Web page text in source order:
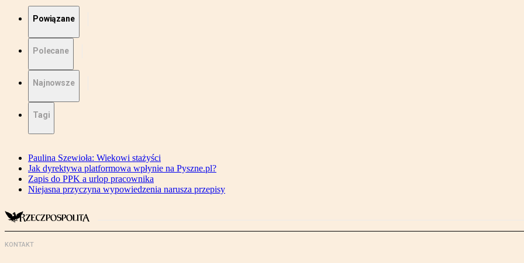
Powiązane
Polecane
Najnowsze
Tagi
Paulina Szewioła: Wiekowi stażyści
Jak dyrektywa platformowa wpłynie na Pyszne.pl?
Zapis do PPK a urlop pracownika
Niejasna przyczyna wypowiedzenia narusza przepisy
KONTAKT